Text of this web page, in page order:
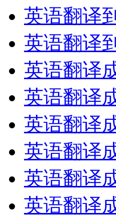
英语翻译
英语翻译
英语翻译
英语翻译
英语翻译
英语翻译
英语翻译
英语翻译